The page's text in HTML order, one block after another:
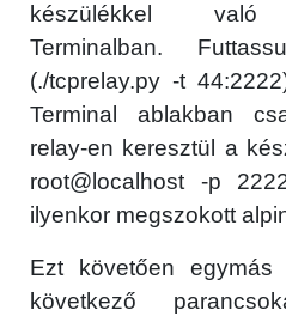
készülékkel való
Terminalban.
(./tcprelay.py -t
Terminal ablakban
relay-en keresztül a
root@localhost -p
ilyenkor megszokott
Ezt követően
következő